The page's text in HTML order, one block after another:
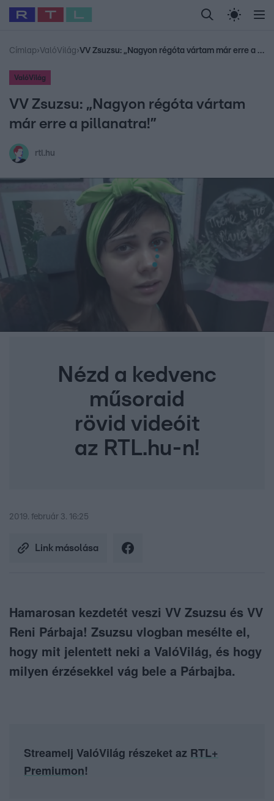
Legfrissebb RTL Híradó Randi Celeb vagyok,
Babits Marcella Most Wanted Gallusz
Címlap›ValóVilág› VV Zsuzsu: „Nagyon régóta vártam már erre a pillanatra!”
ValóVilág
VV Zsuzsu: „Nagyon régóta vártam
már erre a pillanatra!”
rtl.hu
Nézd a kedvenc
műsoraid
rövid videóit
az RTL.hu-n!
2019. február 3. 16:25
Link másolása
Hamarosan kezdetét veszi VV Zsuzsu és VV
Reni Párbaja! Zsuzsu vlogban mesélte el,
hogy mit jelentett neki a ValóVilág, és hogy
milyen érzésekkel vág bele a Párbajba.
Streamelj ValóVilág részeket az RTL+
Premiumon!